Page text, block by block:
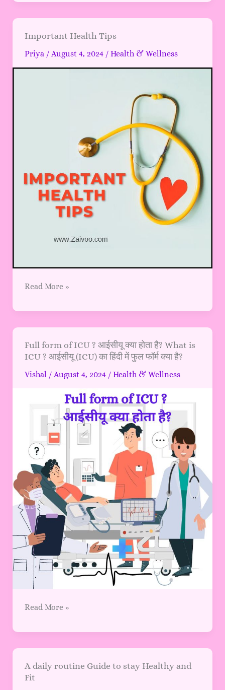
Important Health Tips
Priya / August 4, 2024 / Health & Wellness
Important
Tips
Read More »
Full form of ICU ? आईसीयू क्या होता है? What is
ICU ? आईसीयू (ICU) का हिंदी में फुल फॉर्म क्या है?
Vishal / August 4, 2024 / Health & Wellness
Full
form
What
ICU
?
आईसीयू
(ICU)
का
हिंदी
में
फुल
फॉर्म
क्या
Read More »
A daily routine Guide to stay Healthy and
Fit
A
daily